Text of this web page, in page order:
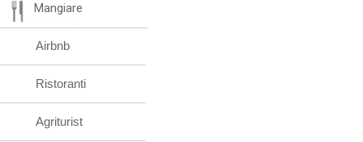
Mangiare
Airbnb
Ristoranti
Agriturist